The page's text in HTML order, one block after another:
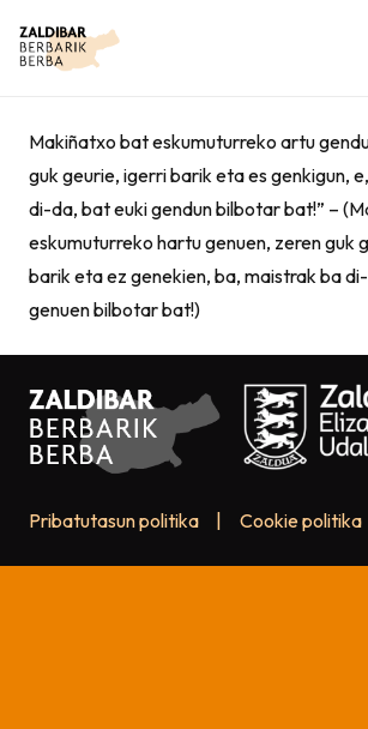
Makiñatxo bat eskumuturreko artu
guk geurie, igerri barik eta es genkigun,
di-da, bat euki gendun bilbotar bat!” –
eskumuturreko hartu genuen, zeren guk
barik eta ez genekien, ba, maistrak ba
genuen bilbotar bat!)
Pribatutasun politika Cookie politika